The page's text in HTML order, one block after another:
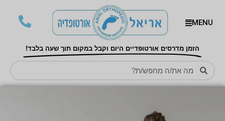
MENU
הזמן מדרסים אורטופדיים היום וקבל במקום תוך שעה בלבד!